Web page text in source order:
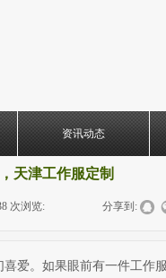
资讯动态
天津工作服定制
次浏览: 分享到:
。如果眼前有一件工作